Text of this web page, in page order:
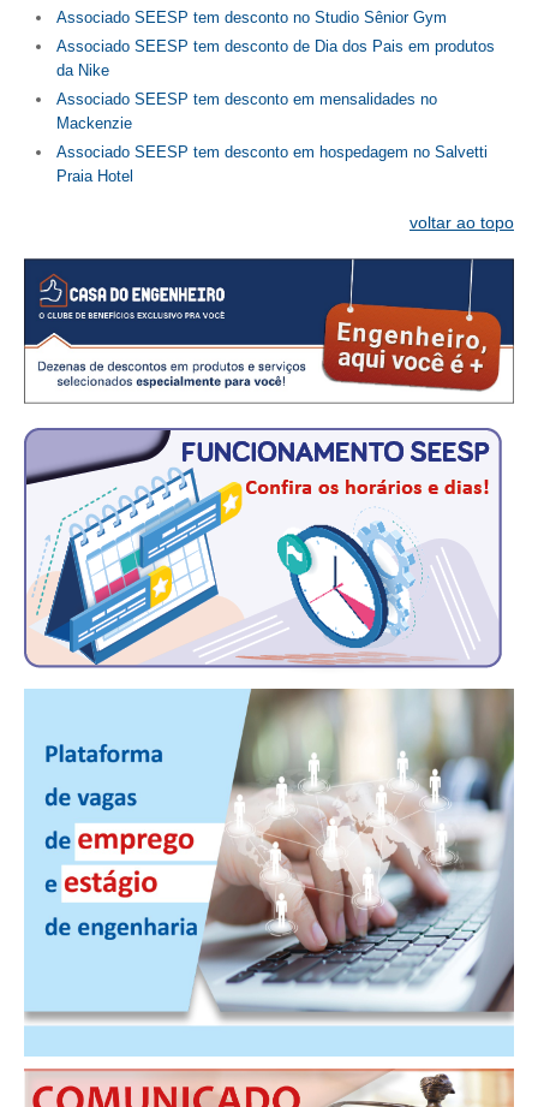
CONTATO
CURSOS
ENGENHEIRO EMPREENDEDOR
PLATAFORMAS GRATUITAS
BENEFÍCIOS
APOSENTADORIA
PLANO DE SAÚDE
SEESPPREV
CONSÓRCIOS
CAMPANHAS SALARIAIS
COMUNICAÇÃO
NOTÍCIAS
CONTEÚDO ESPECIAL
JORNAL DO ENGENHEIRO
NOTÍCIAS NO WHATSAPP
FOTOS
Associado SEESP tem desconto no Studio Sênior Gym
Associado SEESP tem desconto de Dia dos Pais em produtos
da Nike
Associado SEESP tem desconto em mensalidades no
Mackenzie
Associado SEESP tem desconto em hospedagem no Salvetti
Praia Hotel
voltar ao topo